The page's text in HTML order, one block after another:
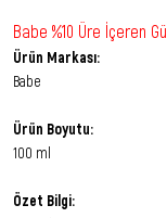
Babe %10 Üre İçeren
Ürün Markası:
Babe
Ürün Boyutu:
100 ml
Özet Bilgi: